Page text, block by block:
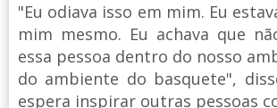
"Eu odiava isso em mim. Eu
mim mesmo. Eu achava que
essa pessoa dentro do nosso
do ambiente do basquete",
espera inspirar outras pessoas